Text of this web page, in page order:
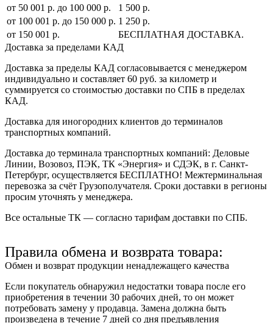
от 50 001 р. до 100 000 р.
1 500 р.
от 100 001 р. до 150 000 р. 1 250 р.
от 150 001 р.
БЕСПЛАТНАЯ ДОСТАВКА.
Доставка за пределами КАД
Доставка за пределы КАД согласовывается с менеджером
индивидуально и составляет 60 руб. за километр и
суммируется со стоимостью доставки по СПБ в пределах
КАД.
Доставка для иногородних клиентов до терминалов
транспортных компаний.
Доставка до терминала транспортных компаний: Деловые
Линии, Возовоз, ПЭК, ТК «Энергия» и СДЭК, в г. Санкт-
Петербург, осуществляется БЕСПЛАТНО! Межтерминальная
перевозка за счёт Грузополучателя. Сроки доставки в регионы
просим уточнять у менеджера.
Все остальные ТК — согласно тарифам доставки по СПБ.
Правила обмена и возврата товара:
Обмен и возврат продукции ненадлежащего качества
Если покупатель обнаружил недостатки товара после его
приобретения в течении 30 рабочих дней, то он может
потребовать замену у продавца. Замена должна быть
произведена в течение 7 дней со дня предъявления